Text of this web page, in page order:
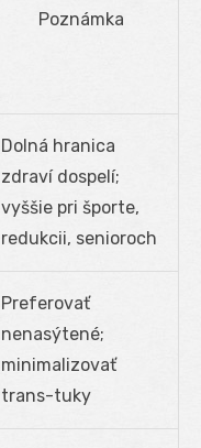
Poznámka
Dolná hranica
zdraví dospelí;
vyššie pri športe,
redukcii, senioroch
Preferovať
nenasýtené;
minimalizovať
trans-tuky